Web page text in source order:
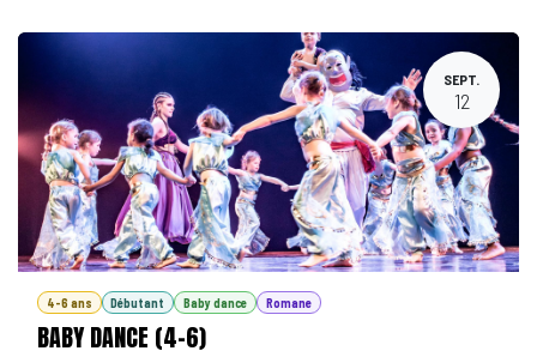
SEPT.
12
4-6 ans Débutant Baby dance Romane
BABY DANCE (4-6)